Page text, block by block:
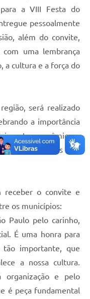
a VIII Festa do
pessoalmente
além do convite,
uma lembrança
a cultura e a força do
será realizado
a importância
econômico e
as raízes e a
receber o convite e
os municípios:
Paulo pelo carinho,
É uma honra para
importante, que
a nossa cultura.
organização e pelo
é peça fundamental